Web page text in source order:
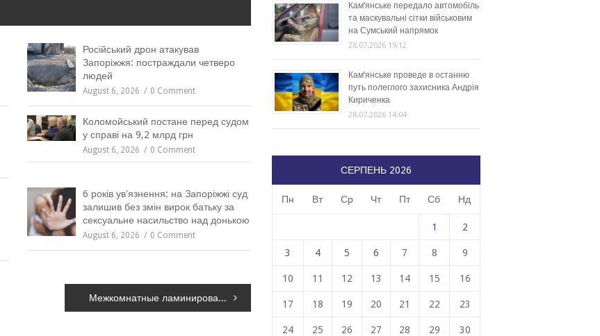
Російський дрон атакував
Запоріжжя: постраждали четверо
людей
August 6, 2026 0 Comment
Коломойський постане перед судом
у справі на 9,2 млрд грн
August 6, 2026 0 Comment
6 років увʼязнення: на Запоріжжі суд
залишив без змін вирок батьку за
сексуальне насильство над донькою
August 6, 2026 0 Comment
Межкомнатные ламинированные двери – Новый Стиль
Кам’янське передало автомобіль
та маскувальні сітки військовим
на Сумський напрямок
28.07.2026 19:12
Кам’янське проведе в останню
путь полеглого захисника Андрія
Кириченка
28.07.2026 14:04
СЕРПЕНЬ 2026
Пн Вт Ср Чт Пт Сб Нд
1 2
3 4 5 6 7 8 9
10 11 12 13 14 15 16
17 18 19 20 21 22 23
24 25 26 27 28 29 30